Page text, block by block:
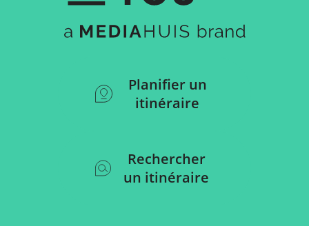
Planifier un
itinéraire
Rechercher
un itinéraire